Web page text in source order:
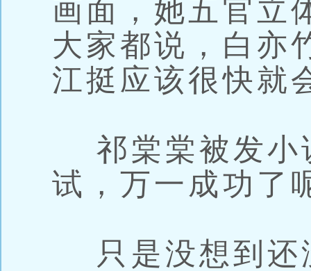
画面，她五官立
大家都说，白亦
江挺应该很快就
祁棠棠被发小
试，万一成功了
只是没想到还